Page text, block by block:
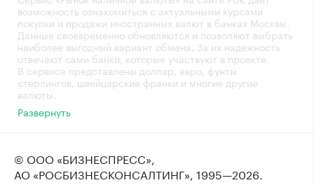
возможность ознакомиться с актуальными курсами
покупки и продажи иностранных валют в банках Москвы.
Данные своевременно обновляются и позволяют выбрать
наиболее выгодный вариант обмена. За их надежность
отвечают сами банки, которые участвуют в проекте.
В сервисе представлены доллар, евро, фунты
стерлингов, швейцарские франки и многие другие
валюты.
Развернуть
© ООО «БИЗНЕСПРЕСС»,
АО «РОСБИЗНЕСКОНСАЛТИНГ», 1995—2026.